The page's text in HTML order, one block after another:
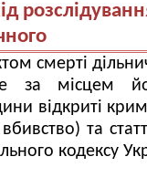
смерті
за місцем
відкриті
та
кодексу